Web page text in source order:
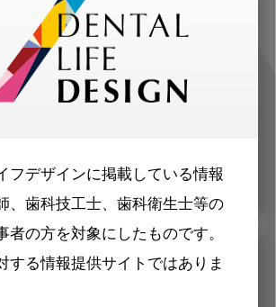
フデザインに掲載している情報
、歯科技工士、歯科衛生士等の
者の方を対象にしたものです。
する情報提供サイトではありま
だいた職種（歯科医師、歯
歯科技工士）に合わせた内
マガジンをお届けします。
メリット